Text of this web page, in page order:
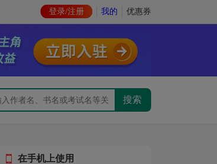
登录/注册 我的 优惠券
在手机上使用